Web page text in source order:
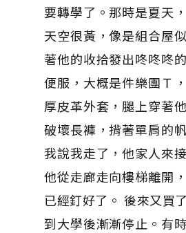
要轉學了。那時是夏天
天空很黃，像是組合屋
著他的收拾發出咚咚咚
便服，大概是件樂團Ｔ
厚皮革外套，腿上穿著
破壞長褲，揹著單肩的
我說我走了，他家人來
他從走廊走向樓梯離開
已經釘好了。 後來又買
到大學後漸漸停止。有